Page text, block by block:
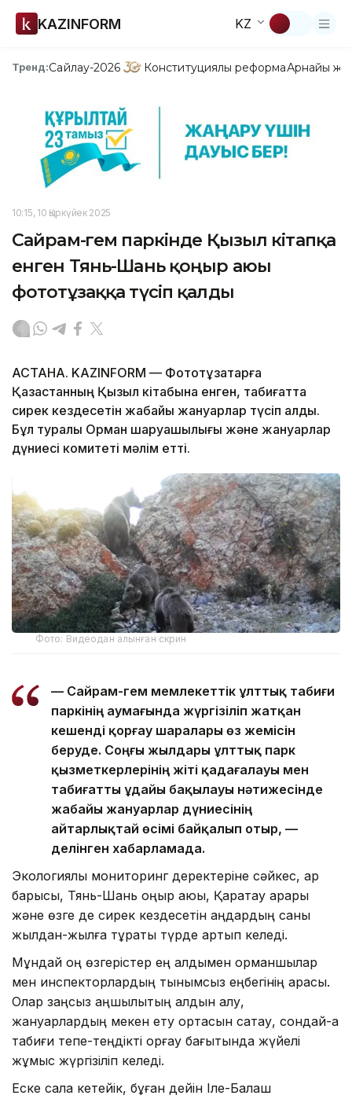
KAZINFORM KZ
Тренд:Сайлау-2026 Конституциялық реформаАрнайы
10:15, 10 Қыркүйек 2025
Сайрам-Өгем паркінде Қызыл кітапқа
енген Тянь-Шань қоңыр аюы
фототұзаққа түсіп қалды
АСТАНА. KAZINFORM — Фототұзақтарға
Қазақстанның Қызыл кітабына енген, табиғатта
сирек кездесетін жабайы жануарлар түсіп қалды.
Бұл туралы Орман шаруашылығы және жануарлар
дүниесі комитеті мәлім етті.
Фото: Видеодан алынған скрин
— Сайрам-Өгем мемлекеттік ұлттық табиғи
паркінің аумағында жүргізіліп жатқан
кешенді қорғау шаралары өз жемісін
беруде. Соңғы жылдары ұлттық парк
қызметкерлерінің жіті қадағалауы мен
табиғатты ұдайы бақылауы нәтижесінде
жабайы жануарлар дүниесінің
айтарлықтай өсімі байқалып отыр, —
делінген хабарламада.
Экологиялық мониторинг деректеріне сәйкес, қар
барысы, Тянь-Шань қоңыр аюы, Қаратау арқары
және өзге де сирек кездесетін аңдардың саны
жылдан-жылға тұрақты түрде артып келеді.
Мұндай оң өзгерістер ең алдымен орманшылар
мен инспекторлардың тынымсыз еңбегінің арқасы.
Олар заңсыз аңшылықтың алдын алу,
жануарлардың мекен ету ортасын сақтау, сондай-ақ
табиғи тепе-теңдікті қорғау бағытында жүйелі
жұмыс жүргізіліп келеді.
Еске сала кетейік, бұған дейін Іле-Балқаш